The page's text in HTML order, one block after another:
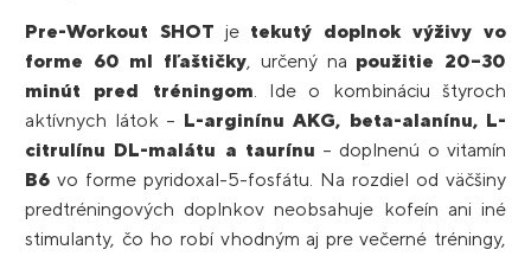
Pre-Workout SHOT je tekutý doplnok výživy vo
forme 60 ml fľaštičky, určený na použitie 20–30
minút pred tréningom. Ide o kombináciu štyroch
aktívnych látok – L-arginínu AKG, beta-alanínu, L-
citrulínu DL-malátu a taurínu – doplnenú o vitamín
B6 vo forme pyridoxal-5-fosfátu. Na rozdiel od väčšiny
predtréningových doplnkov neobsahuje kofeín ani iné
stimulanty, čo ho robí vhodným aj pre večerné tréningy,